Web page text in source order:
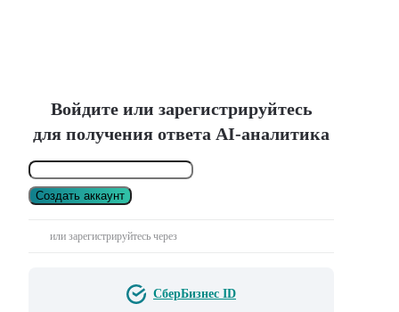
Войдите или зарегистрируйтесь
для получения ответа AI-аналитика
Создать аккаунт
или зарегистрируйтесь через
СберБизнес ID